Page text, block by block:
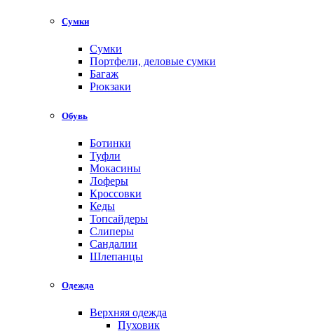
Сумки
Сумки
Портфели, деловые сумки
Багаж
Рюкзаки
Обувь
Ботинки
Туфли
Мокасины
Лоферы
Кроссовки
Кеды
Топсайдеры
Слиперы
Сандалии
Шлепанцы
Одежда
Верхняя одежда
Пуховик